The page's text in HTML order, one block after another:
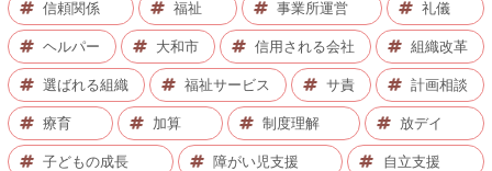
信頼関係 福祉 事業所運営 礼儀
ヘルパー 大和市 信用される会社 組織改革
選ばれる組織 福祉サービス サ責 計画相談
療育 加算 制度理解 放デイ
子どもの成長 障がい児支援 自立支援